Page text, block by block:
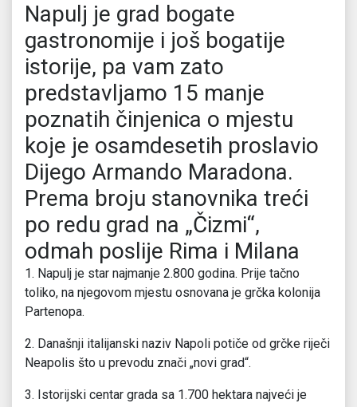
Napulj je grad bogate
gastronomije i još bogatije
istorije, pa vam zato
predstavljamo 15 manje
poznatih činjenica o mjestu
koje je osamdesetih proslavio
Dijego Armando Maradona.
Prema broju stanovnika treći
po redu grad na „Čizmi“,
odmah poslije Rima i Milana
1. Napulj je star najmanje 2.800 godina. Prije tačno
toliko, na njegovom mjestu osnovana je grčka kolonija
Partenopa.
2. Današnji italijanski naziv Napoli potiče od grčke riječi
Neapolis što u prevodu znači „novi grad“.
3. Istorijski centar grada sa 1.700 hektara najveći je